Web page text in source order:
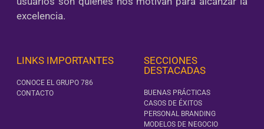
excelencia.
LINKS IMPORTANTES
CONOCE EL GRUPO 786
CONTACTO
SECCIONES
DESTACADAS
BUENAS PRÁCTICAS
CASOS DE ÉXITOS
PERSONAL BRANDING
MODELOS DE NEGOCIO